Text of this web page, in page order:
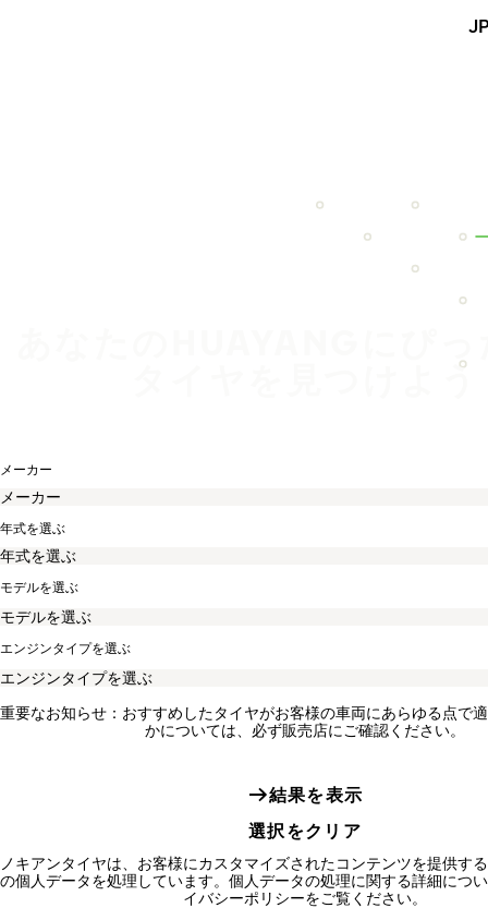
タイヤを見つけよう
メーカー
年式を選ぶ
モデルを選ぶ
エンジンタイプを選ぶ
重要なお知らせ：おすすめしたタイヤがお客様の車両にあらゆる点で
かについては、必ず販売店にご確認ください。
結果を表示
選択をクリア
ノキアンタイヤは、お客様にカスタマイズされたコンテンツを提供す
の個人データを処理しています。個人データの処理に関する詳細につ
イバシーポリシーをご覧ください。